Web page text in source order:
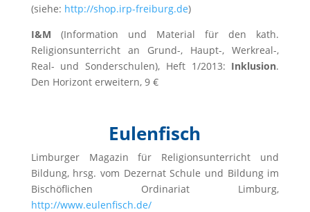
(siehe: http://shop.irp-freiburg.de)
I&M (Information und Material für den kath.
Religionsunterricht an Grund-, Haupt-, Werkreal-,
Real- und Sonderschulen), Heft 1/2013: Inklusion.
Den Horizont erweitern, 9 €
Eulenfisch
Limburger Magazin für Religionsunterricht und
Bildung, hrsg. vom Dezernat Schule und Bildung im
Bischöflichen Ordinariat Limburg,
http://www.eulenfisch.de/